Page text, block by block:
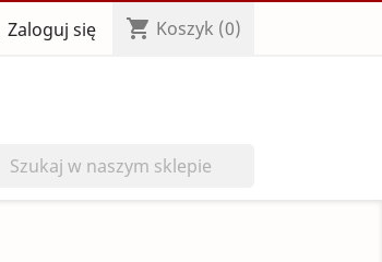
Zaloguj się shopping_cart Koszyk (0)